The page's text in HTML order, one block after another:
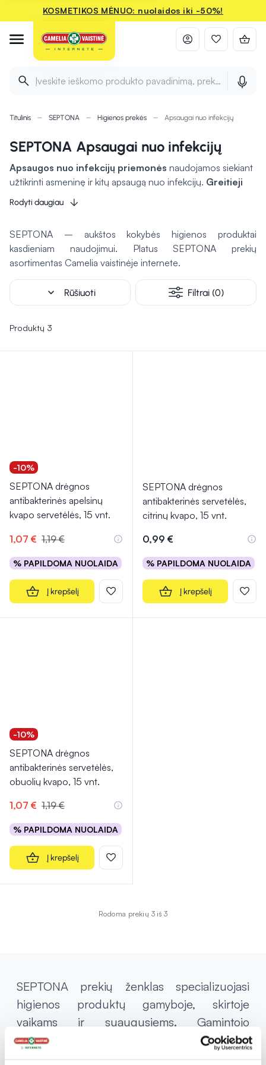
KOSMETIKOS MĖNUO: nuolaidos iki -50%!
Įveskite ieškomo produkto pavadinimą, prekės ženklą ir
Titulinis SEPTONA Higienos prekės Apsaugai nuo infekcijų
SEPTONA Apsaugai nuo infekcijų
Apsaugos nuo infekcijų priemonės naudojamos siekiant
užtikrinti asmeninę ir kitų apsaugą nuo infekcijų. Greitieji
testai leidžia greitai nustatyti infekcijas
užtikrinant laiku teikiamą pagalbą ir prevenciją.
tiesioginio kontakto su potencialiu užkratu – jų naudojimas
ypač svarbus medicinos įstaigose ir kitose srityse, kur
reikalingas aukštas higienos lygis. Dezinfekcinis skystis
skirtas naikinti bakterijas ir virusus nuo odos bei paviršių,
užkertant kelią infekcijų plitimui.
Rodyti daugiau
SEPTONA – aukštos kokybės higienos produktai
kasdieniam naudojimui. Platus SEPTONA prekių
asortimentas Camelia vaistinėje internete.
expand_more Rūšiuoti Filtrai (0)
Produktų 3
-10%
SEPTONA drėgnos
antibakterinės apelsinų
kvapo servetėlės, 15 vnt.
1,07 € 1,19 €
% PAPILDOMA NUOLAIDA
Į krepšelį
SEPTONA drėgnos
antibakterinės servetėlės,
citrinų kvapo, 15 vnt.
0,99 €
% PAPILDOMA NUOLAIDA
Į krepšelį
-10%
SEPTONA drėgnos
antibakterinės servetėlės,
obuolių kvapo, 15 vnt.
1,07 € 1,19 €
% PAPILDOMA NUOLAIDA
Į krepšelį
Rodoma prekių 3 iš 3
SEPTONA prekių ženklas specializuojasi
higienos produktų gamyboje, skirtoje
vaikams ir suaugusiems. Gamintojo
asortimente yra tokie produktai, kaip